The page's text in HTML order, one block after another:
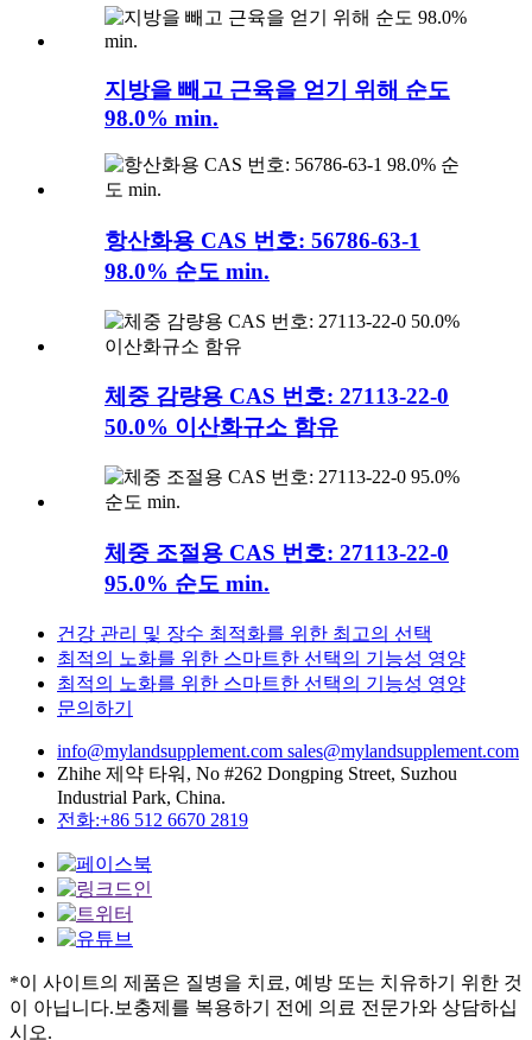
지방을 빼고 근육을 얻기 위해 순도
98.0% min.
항산화용 CAS 번호: 56786-63-1
98.0% 순도 min.
체중 감량용 CAS 번호: 27113-22-0
50.0% 이산화규소 함유
체중 조절용 CAS 번호: 27113-22-0
95.0% 순도 min.
건강 관리 및 장수 최적화를 위한 최고의 선택
최적의 노화를 위한 스마트한 선택의 기능성 영양
최적의 노화를 위한 스마트한 선택의 기능성 영양
문의하기
info@mylandsupplement.com sales@mylandsupplement.com
Zhihe 제약 타워, No #262 Dongping Street, Suzhou
Industrial Park, China.
전화:+86 512 6670 2819
*이 사이트의 제품은 질병을 치료, 예방 또는 치유하기 위한 것
이 아닙니다.보충제를 복용하기 전에 의료 전문가와 상담하십
시오.